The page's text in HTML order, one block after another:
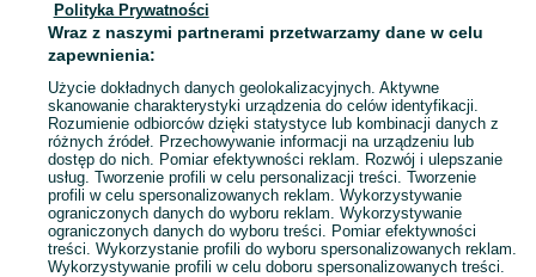
Mapa ministron
Popularne wyszukiwania
Polityka Prywatności
Wraz z naszymi partnerami przetwarzamy dane w celu
zapewnienia:
Użycie dokładnych danych geolokalizacyjnych. Aktywne
skanowanie charakterystyki urządzenia do celów identyfikacji.
Rozumienie odbiorców dzięki statystyce lub kombinacji danych z
różnych źródeł. Przechowywanie informacji na urządzeniu lub
dostęp do nich. Pomiar efektywności reklam. Rozwój i ulepszanie
usług. Tworzenie profili w celu personalizacji treści. Tworzenie
profili w celu spersonalizowanych reklam. Wykorzystywanie
ograniczonych danych do wyboru reklam. Wykorzystywanie
ograniczonych danych do wyboru treści. Pomiar efektywności
treści. Wykorzystanie profili do wyboru spersonalizowanych reklam.
Wykorzystywanie profili w celu doboru spersonalizowanych treści.